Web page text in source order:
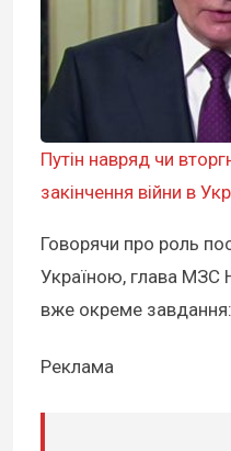
Путін навряд чи
закінчення війни в
Говорячи про роль
Україною, глава МЗС
вже окреме завдання:
Реклама